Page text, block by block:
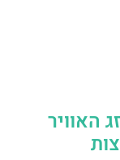
האוויר